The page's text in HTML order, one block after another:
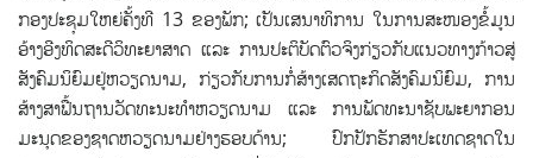
ກອງປະຊຸມໃຫຍ່ຄັ້ງທີ 13 ຂອງພັກ; ເປັນເສນາທິການ ໃນການສະໜອງຂໍ້ມູນ
ອ້າງອີງທິດສະດີວິທະຍາສາດ ແລະ ການປະຕິບັດຕົວຈິງກ່ຽວກັບແນວທາງກ້າວສູ່
ສັງຄົມນິຍົມຢູ່ຫວຽດນາມ, ກ່ຽວກັບການກໍ່ສ້າງເສດຖະກິດສັງຄົມນິຍົມ, ການ
ສ້າງສາຟື້ນຖານວັດທະນະທຳຫວຽດນາມ ແລະ ການພັດທະນາຊັບພະຍາກອນ
ມະນຸດຂອງຊາດຫວຽດນາມຢ່າງຮອບດ້ານ; ປົກປັກຮັກສາປະເທດຊາດໃນ